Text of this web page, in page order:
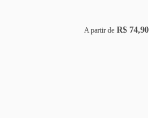
A partir de R$ 74,90